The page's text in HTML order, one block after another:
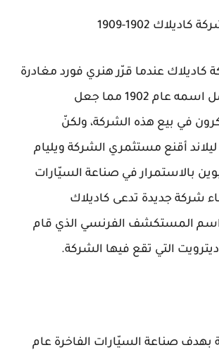
1902-1909
عندما قرّر هنري فورد مغادرة
الشركة التي تحمل اسمه عام 1902 مما جعل
في بيع هذه الشركة، ولكنّ
أقنع مستثمري الشركة ويليام
بالاستمرار في صناعة السيّارات
شركة جديدة تدعى كاديلاك
اسم المستكشف الفرنسي الذي قام
التي تقع فيها الشركة.
صناعة السيّارات الفاخرة عام